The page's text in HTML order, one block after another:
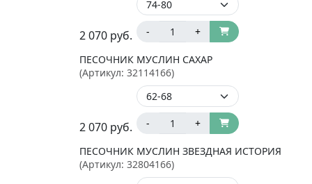
2 070 руб. - +
ПЕСОЧНИК МУСЛИН САХАР
(Артикул: 32114166)
2 070 руб. - +
ПЕСОЧНИК МУСЛИН ЗВЕЗДНАЯ ИСТОРИЯ
(Артикул: 32804166)